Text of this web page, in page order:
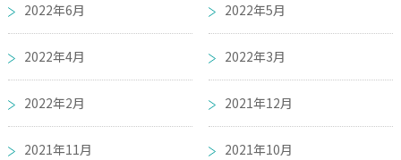
2022年6月 2022年5月
2022年4月 2022年3月
2022年2月 2021年12月
2021年11月 2021年10月